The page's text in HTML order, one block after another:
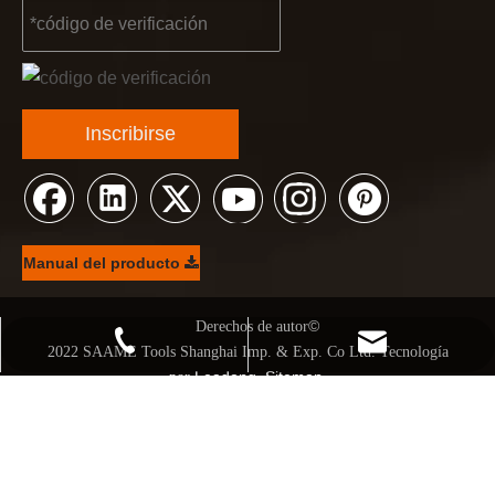
Compañeros y amigos, tenemos una gran noticia para
+86 21 68139666-1210
kendo@saame.com
Inscribirse
Manual del producto
© Derechos de autor©
2022 SAAME Tools Shanghai Imp. & Exp. Co Ltd. Tecnología
porLeadong.Sitemap.